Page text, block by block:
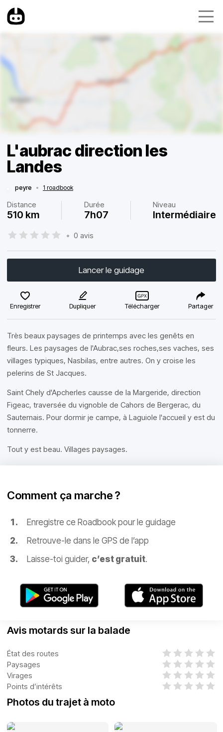
L'aubrac direction les
Landes
peyre • 1 roadbook
Distance
510 km
Durée
7h07
Niveau
Intermédiaire
• 0 avis
Lancer le guidage
Enregistrer Dupliquer Télécharger Partager
Très beaux paysages de printemps avec les genêts en
fleurs. Les paysages de l'Aubrac,ses roches,ses vaches, ses
villages typiques, Nasbilas, entre autres. On y croise les
pelerins de St Jacques.
Saint Chely d'Apcherles causse de la Margeride, direction
Figeac, traversée du vignoble de Cahors de Bergerac, du
Sauternais. Pour dormir je campe, à Laguiole l'accueil y est du
tonnerre.
Tout y est beau. Villages paysages.
Comment ça marche ?
Enregistre ce Roadbook pour le guidage
Retrouve-le dans le GPS de l’app
Laisse-toi guider, c’est gratuit.
Avis motards sur la balade
État des routes
Paysages
Virages
Points d’intérêts
Photos du trajet à moto